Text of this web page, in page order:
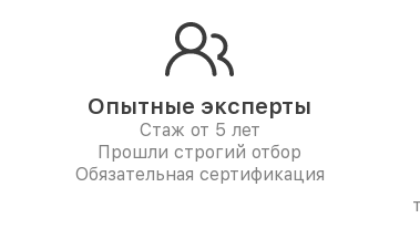
Опытные эксперты
Стаж от 5 лет
Прошли строгий отбор
Обязательная сертификация